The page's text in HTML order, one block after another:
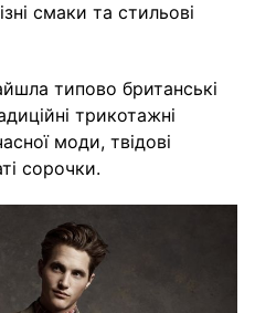
смаки та стильові
типово британські
трикотажні
моди, твідові
сорочки.